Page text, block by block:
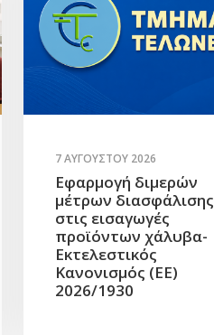
7 ΑΥΓΟΎΣΤΟΥ 2026
Εφαρμογή διμερών
μέτρων διασφάλισης
στις εισαγωγές
προϊόντων χάλυβα-
Εκτελεστικός
Κανονισμός (ΕΕ)
2026/1930